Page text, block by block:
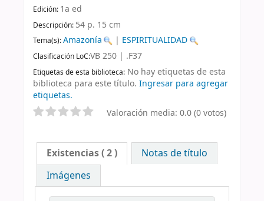
Edición: 1a ed
Descripción: 54 p. 15 cm
Tema(s):Amazonía | ESPIRITUALIDAD
Clasificación LoC:VB 250 | .F37
Etiquetas de esta biblioteca: No hay etiquetas de esta
biblioteca para este título. Ingresar para agregar
etiquetas.
Valoración media: 0.0 (0 votos)
Existencias( 2 )
Notas de título
Imágenes